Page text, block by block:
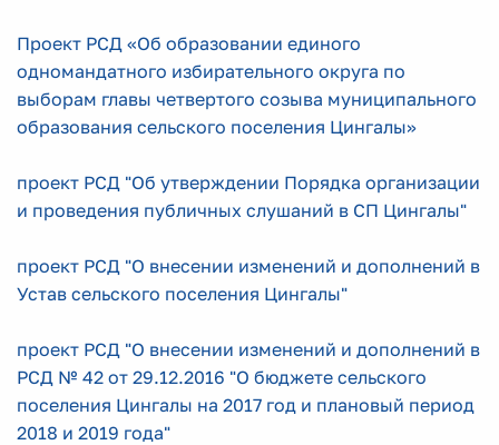
Проект РСД «Об образовании единого
одномандатного избирательного округа по
выборам главы четвертого созыва муниципального
образования сельского поселения Цингалы»
проект РСД "Об утверждении Порядка организации
и проведения публичных слушаний в СП Цингалы"
проект РСД "О внесении изменений и дополнений в
Устав сельского поселения Цингалы"
проект РСД "О внесении изменений и дополнений в
РСД № 42 от 29.12.2016 "О бюджете сельского
поселения Цингалы на 2017 год и плановый период
2018 и 2019 года"